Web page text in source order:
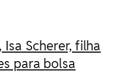
Scherer, filha
para bolsa